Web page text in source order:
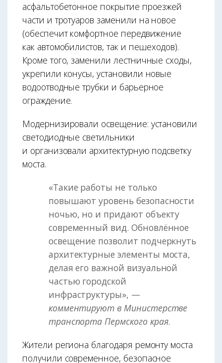
асфальтобетонное покрытие проезжей
части и тротуаров заменили на новое
(обеспечит комфортное передвижение
как автомобилистов, так и пешеходов).
Кроме того, заменили лестничные сходы,
укрепили конусы, установили новые
водоотводные трубки и барьерное
ограждение.
Модернизировали освещение: установили
светодиодные светильники
и организовали архитектурную подсветку
моста.
«Такие работы не только
повышают уровень безопасности
ночью, но и придают объекту
современный вид. Обновлённое
освещение позволит подчеркнуть
архитектурные элементы моста,
делая его важной визуальной
частью городской
инфраструктуры», —
комментируют в Министерстве
транспорта Пермского края.
Жители региона благодаря ремонту моста
получили современное, безопасное